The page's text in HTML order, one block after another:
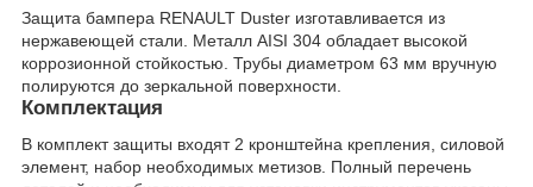
Защита бампера RENAULT Duster изготавливается из
нержавеющей стали. Металл AISI 304 обладает высокой
коррозионной стойкостью. Трубы диаметром 63 мм вручную
полируются до зеркальной поверхности.
Комплектация
В комплект защиты входят 2 кронштейна крепления, силовой
элемент, набор необходимых метизов. Полный перечень